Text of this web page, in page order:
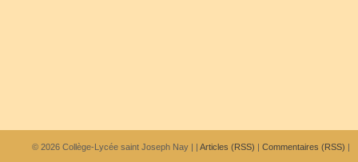
© 2026 Collège-Lycée saint Joseph Nay | | Articles (RSS) | Commentaires (RSS) |